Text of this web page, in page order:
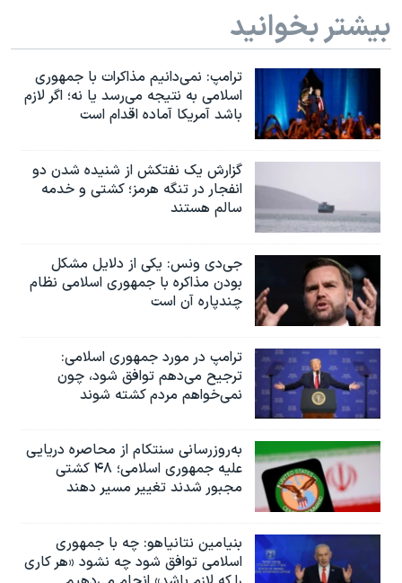
بیشتر بخوانید
ترامپ: نمی‌دانیم مذاکرات با جمهوری
اسلامی به نتیجه می‌رسد یا نه؛ اگر لازم
باشد آمریکا آماده اقدام است
گزارش یک نفتکش از شنیده شدن دو
انفجار در تنگه هرمز؛ کشتی و خدمه
سالم هستند
جی‌دی ونس: یکی از دلایل مشکل
بودن مذاکره با جمهوری اسلامی نظام
چندپاره آن است
ترامپ در مورد جمهوری اسلامی:
ترجیح می‌دهم توافق شود، چون
نمی‌خواهم مردم کشته شوند
به‌روزرسانی سنتکام از محاصره دریایی
علیه جمهوری اسلامی؛ ۴۸ کشتی
مجبور شدند تغییر مسیر دهند
بنیامین نتانیاهو: چه با جمهوری
اسلامی توافق شود چه نشود «هر کاری